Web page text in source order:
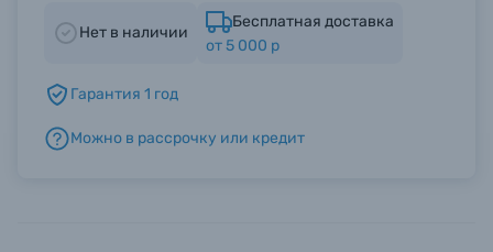
Уценённые товары
Нет в наличии
Бесплатная доставка
от 5 000 р
Гарантия 1 год
Можно в рассрочку или кредит